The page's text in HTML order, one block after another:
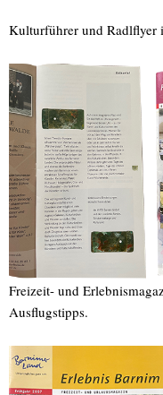
Kulturführer und Radlflyer
Freizeit- und
Ausflugstipps.